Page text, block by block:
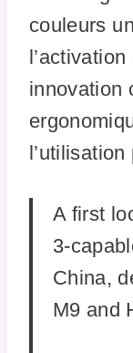
couleurs
innovation
l’utilisation
A first
3-
China,
M9 and